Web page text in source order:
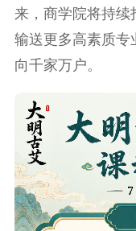
来，商学院将持续
输送更多高素质专
向千家万户。